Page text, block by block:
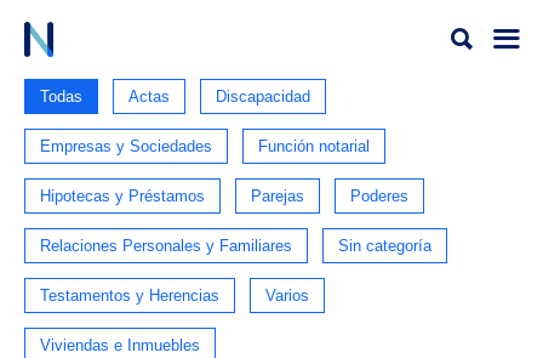
Todas Actas Discapacidad
Empresas y Sociedades Función notarial
Hipotecas y Préstamos Parejas Poderes
Relaciones Personales y Familiares Sin categoría
Testamentos y Herencias Varios
Viviendas e Inmuebles